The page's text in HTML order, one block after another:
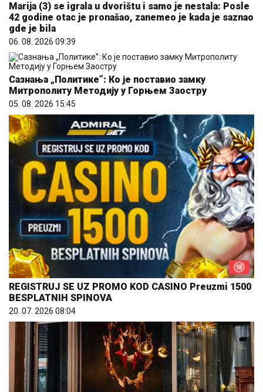
Marija (3) se igrala u dvorištu i samo je nestala: Posle
42 godine otac je pronašao, zanemeo je kada je saznao
gde je bila
06. 08. 2026 09:39
Сазнања „Политике”: Ко је поставио замку
Митрополиту Методију у Горњем Заостру
05. 08. 2026 15:45
REGISTRUJ SE UZ PROMO KOD CASINO Preuzmi 1500
BESPLATNIH SPINOVA
20. 07. 2026 08:04